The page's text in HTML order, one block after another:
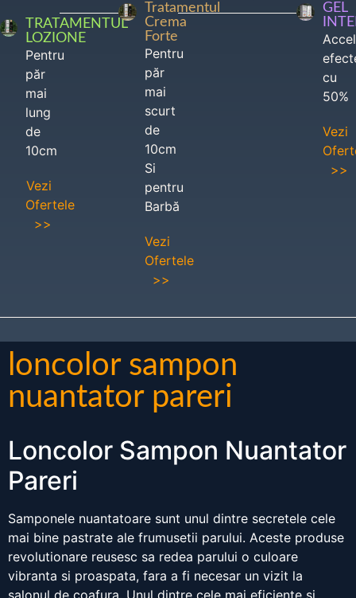
TRATAMENTUL
LOZIONE
Pentru
păr
mai
lung
de
10cm
Vezi
Ofertele
>>
Tratamentul
Crema
Forte
Pentru
păr
mai
scurt
de
10cm
Si
pentru
Barbă
Vezi
Ofertele
>>
GEL
cu
50%
Vezi
>>
loncolor sampon
nuantator pareri
Loncolor Sampon Nuantator
Pareri
Samponele nuantatoare sunt unul dintre secretele cele
mai bine pastrate ale frumusetii parului. Aceste produse
revolutionare reusesc sa redea parului o culoare
vibranta si proaspata, fara a fi necesar un vizit la